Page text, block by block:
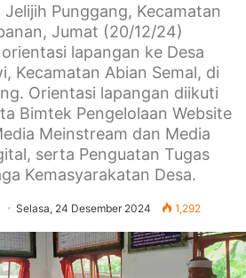
Punggang, Kecamatan
Jumat (20/12/24)
lapangan ke Desa
Kecamatan Abian Semal, di
Orientasi lapangan diikuti
Bimtek Pengelolaan Website
Meinstream dan Media
serta Penguatan Tugas
Kemasyarakatan Desa.
Selasa, 24 Desember 2024 1,292